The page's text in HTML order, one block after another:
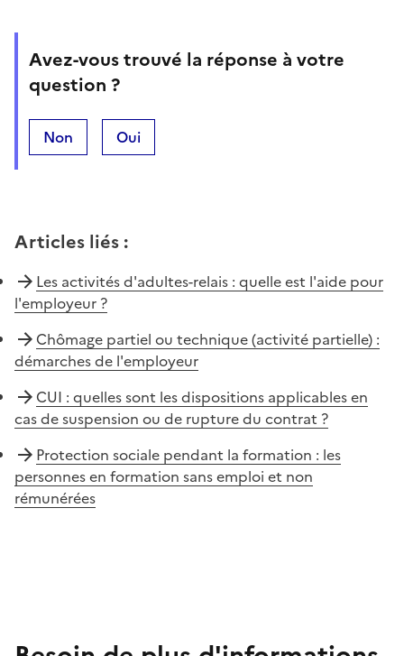
Avez-vous trouvé la réponse à votre
question ?
Non Oui
Articles liés :
Les activités d'adultes-relais : quelle est l'aide pour
l'employeur ?
Chômage partiel ou technique (activité partielle) :
démarches de l'employeur
CUI : quelles sont les dispositions applicables en
cas de suspension ou de rupture du contrat ?
Protection sociale pendant la formation : les
personnes en formation sans emploi et non
rémunérées